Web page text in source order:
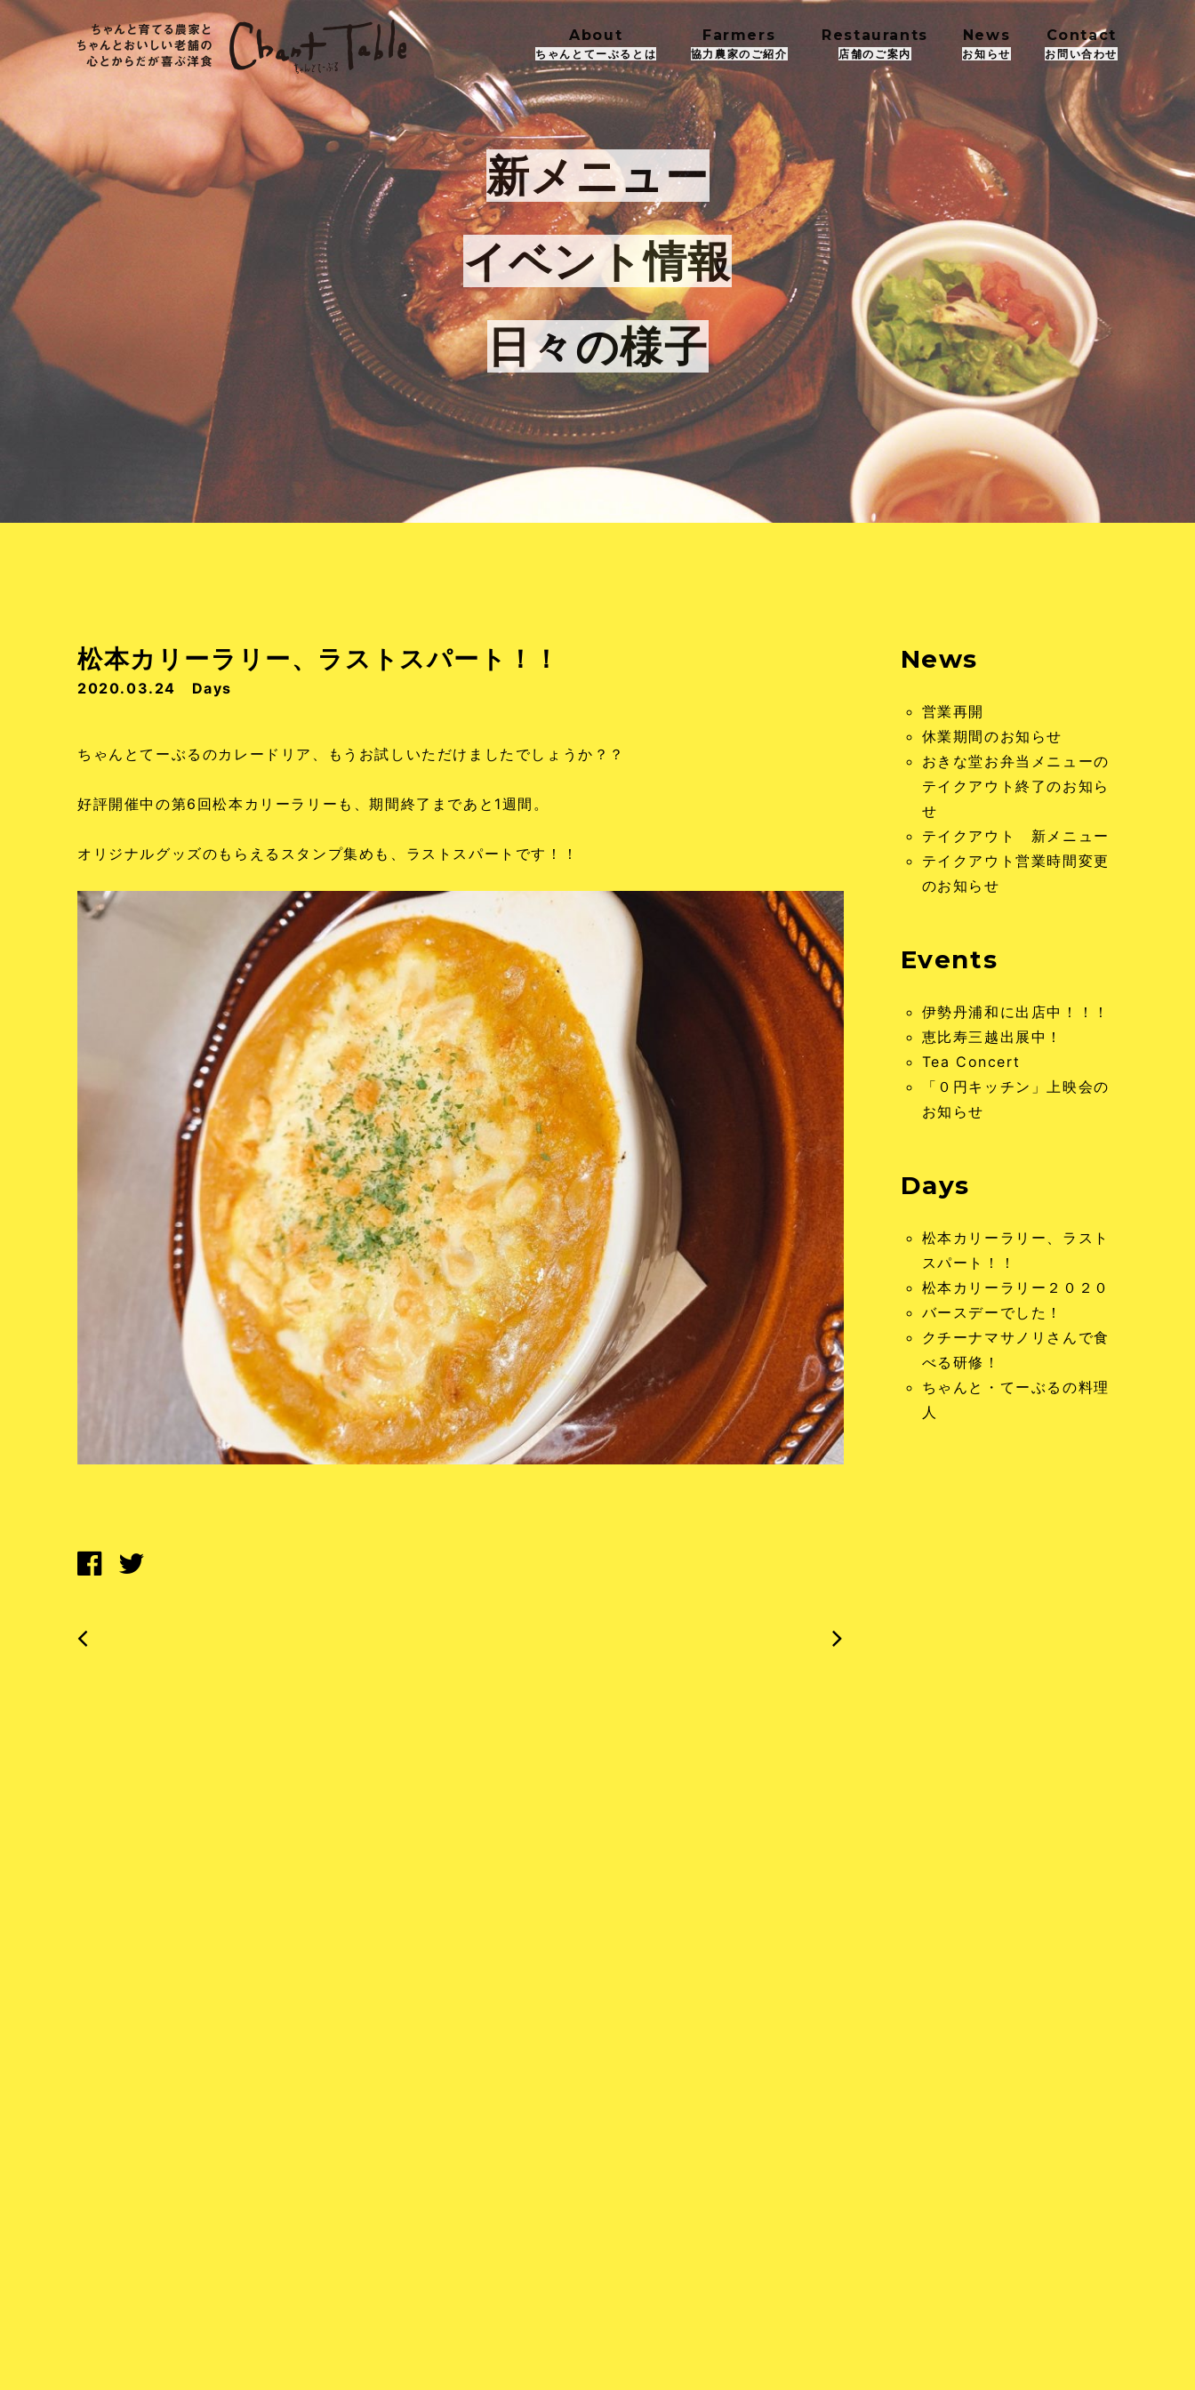
About
ちゃんとてーぶるとは
Farmers
協力農家のご紹介
Restaurants
店舗のご案内
News
お知らせ
Contact
お問い合わせ
新メニュー
イベント情報
日々の様子
松本カリーラリー、ラストスパート！！
2020.03.24 Days
ちゃんとてーぶるのカレードリア、もうお試しいただけましたでしょうか？？
好評開催中の第6回松本カリーラリーも、期間終了まであと1週間。
オリジナルグッズのもらえるスタンプ集めも、ラストスパートです！！
News
営業再開
休業期間のお知らせ
おきな堂お弁当メニューの
テイクアウト終了のお知ら
せ
テイクアウト 新メニュー
テイクアウト営業時間変更
のお知らせ
Events
伊勢丹浦和に出店中！！！
恵比寿三越出展中！
Tea Concert
「０円キッチン」上映会の
お知らせ
Days
松本カリーラリー、ラスト
スパート！！
松本カリーラリー２０２０
バースデーでした！
クチーナマサノリさんで食
べる研修！
ちゃんと・てーぶるの料理
人